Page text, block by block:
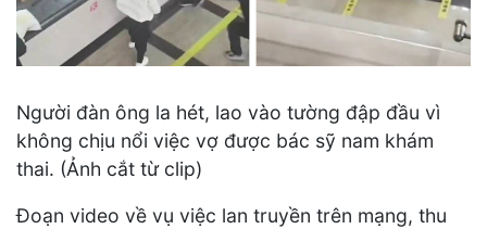
Người đàn ông la hét, lao vào tường đập đầu vì
không chịu nổi việc vợ được bác sỹ nam khám
thai. (Ảnh cắt từ clip)
Đoạn video về vụ việc lan truyền trên mạng, thu